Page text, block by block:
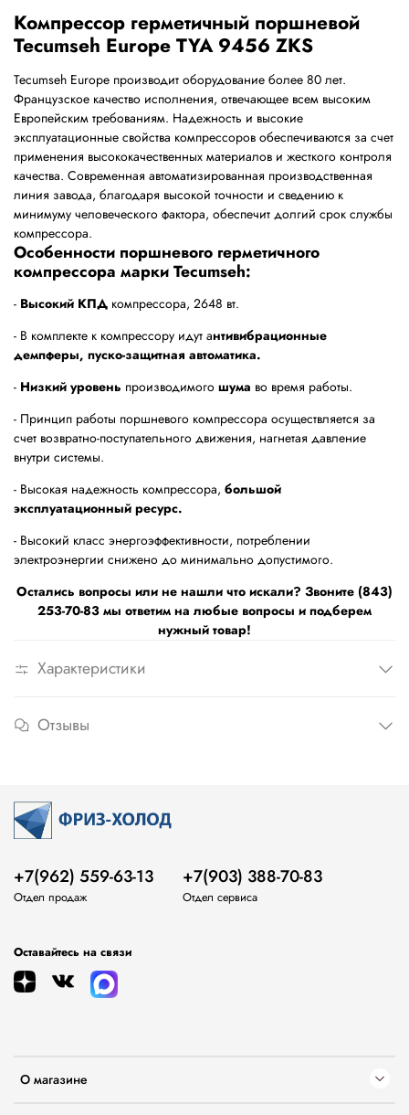
Компрессор герметичный поршневой
Tecumseh Europe TYA 9456 ZKS
Tecumseh Europe производит оборудование более 80 лет.
Французское качество исполнения, отвечающее всем высоким
Европейским требованиям. Надежность и высокие
эксплуатационные свойства компрессоров обеспечиваются за счет
применения высококачественных материалов и жесткого контроля
качества. Современная автоматизированная производственная
линия завода, благодаря высокой точности и сведению к
минимуму человеческого фактора, обеспечит долгий срок службы
компрессора.
Особенности поршневого герметичного
компрессора марки Tecumseh:
- Высокий КПД компрессора, 2648 вт.
- В комплекте к компрессору идут антивибрационные
демпферы, пуско-защитная автоматика.
- Низкий уровень производимого шума во время работы.
- Принцип работы поршневого компрессора осуществляется за
счет возвратно-поступательного движения, нагнетая давление
внутри системы.
- Высокая надежность компрессора, большой
эксплуатационный ресурс.
- Высокий класс энергоэффективности, потреблении
электроэнергии снижено до минимально допустимого.
Остались вопросы или не нашли что искали? Звоните (843)
253-70-83 мы ответим на любые вопросы и подберем
нужный товар!
Характеристики
Отзывы
О магазине
+7(962) 559-63-13
Отдел продаж
+7(903) 388-70-83
Отдел сервиса
Оставайтесь на связи